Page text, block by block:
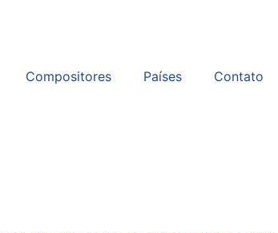
Compositores Países Contato